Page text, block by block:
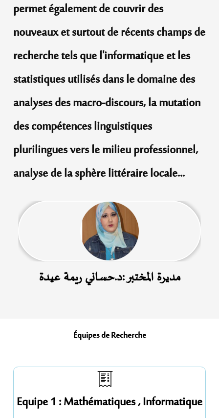
permet également de couvrir des
nouveaux et surtout de récents champs de
recherche tels que l'informatique et les
statistiques utilisés dans le domaine des
analyses des macro-discours, la mutation
des compétences linguistiques
plurilingues vers le milieu professionnel,
analyse de la sphère littéraire locale...
مديرة المختبر :د.حساني ريمة عيدة
Équipesde Recherche
Equipe 1 : Mathématiques , Informatique